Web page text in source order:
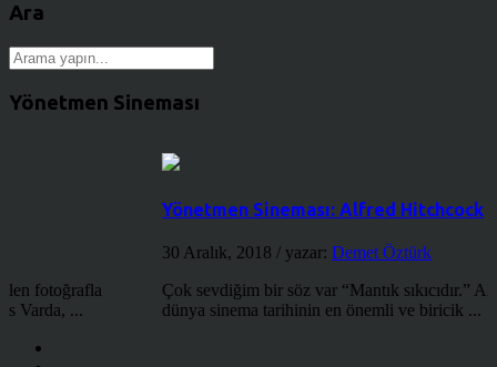
Ara
Yönetmen Sineması
Yönetmen Sineması: Alfred Hitchcock
30 Aralık, 2018/ yazar:Demet Öztürk
Çok sevdiğim bir söz var “Mantık sıkıcıdır.” Alfred Hitchcock
dünya sinema tarihinin en önemli ve biricik ...